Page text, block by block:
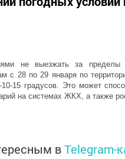
не выезжать за
с 28 по 29 января по
15 градусов. Это может
на системах ЖКХ, а также
вTelegram-